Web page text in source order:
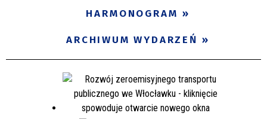
HARMONOGRAM
ARCHIWUM WYDARZEŃ